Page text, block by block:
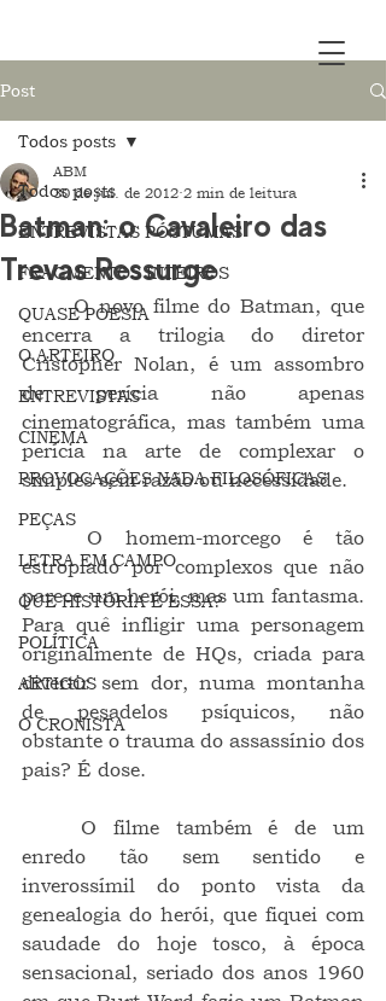
Post
Todos posts
ENTREVISTAS PÓSTUMAS
FRAGMENTOS INTEIROS
QUASE POESIA
O ARTEIRO
ENTREVISTAS
CINEMA
PROVOCAÇÕES NADA FILOSÓFICAS
PEÇAS
LETRA EM CAMPO
QUE HISTÓRIA É ESSA?
POLÍTICA
ARTIGOS
O CRONISTA
Todos posts
Batman: o Cavaleiro das
Trevas Ressurge
ABM
30 de jul. de 2012 2 min de leitura
	O novo filme do Batman, que
encerra a trilogia do diretor
Cristopher Nolan, é um assombro
de perícia não apenas
cinematográfica, mas também uma
perícia na arte de complexar o
simples sem razão ou necessidade.
	O homem-morcego é tão
estropiado por complexos que não
parece um herói, mas um fantasma.
Para quê infligir uma personagem
originalmente de HQs, criada para
divertir sem dor, numa montanha
de pesadelos psíquicos, não
obstante o trauma do assassínio dos
pais? É dose.
enredo tão sem sentido e
inverossímil do ponto vista da
genealogia do herói, que fiquei com
saudade do hoje tosco, à época
sensacional, seriado dos anos 1960